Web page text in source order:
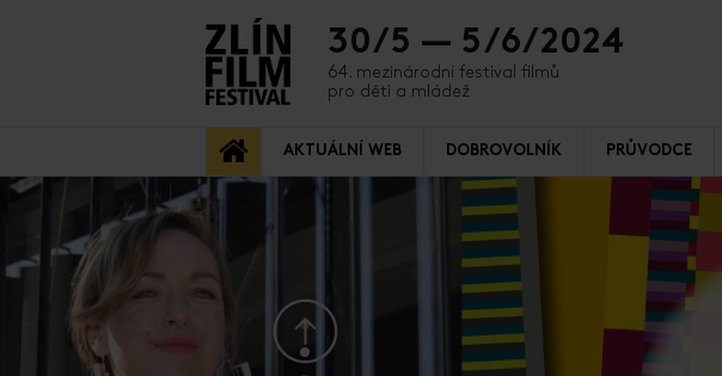
30/5 — 5/6/2024
64. mezinárodní festival filmů
pro děti a mládež
AKTUÁLNÍ WEB DOBROVOLNÍK PRŮVODCE